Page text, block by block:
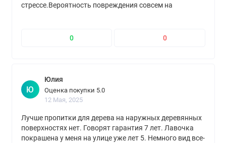
стрессе.Вероятность повреждения совсем на
0 0
Ю
Юлия
Оценка покупки 5.0
12 Мая, 2025
Лучше пропитки для дерева на наружных деревянных
поверхностях нет. Говорят гарантия 7 лет. Лавочка
покрашена у меня на улице уже лет 5. Немного вид все-